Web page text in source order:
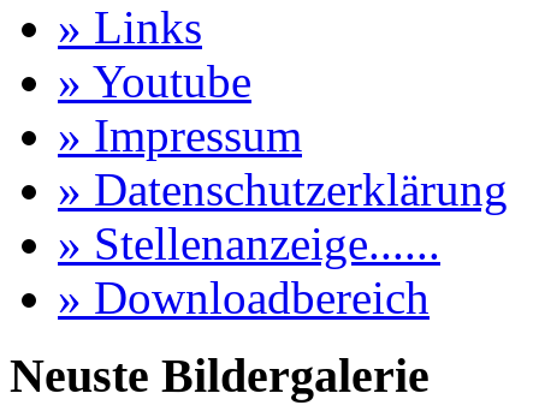
» Links
» Youtube
» Impressum
» Datenschutzerklärung
» Stellenanzeige......
» Downloadbereich
Neuste Bildergalerie